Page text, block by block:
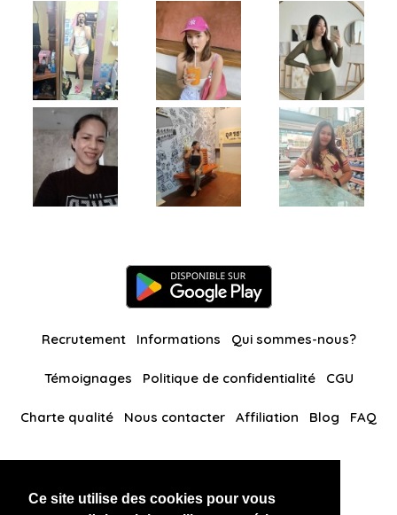
Ce site utilise des cookies pour vous
Recrutement Informations Qui sommes-nous?
Témoignages Politique de confidentialité CGU
Charte qualité Nous contacter Affiliation Blog FAQ